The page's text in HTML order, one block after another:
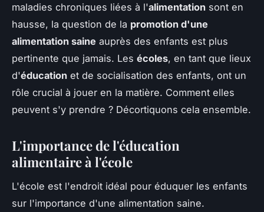
maladies chroniques liées à l'alimentation sont en
hausse, la question de la promotion d'une
alimentation saine auprès des enfants est plus
pertinente que jamais. Les écoles, en tant que lieux
d'éducation et de socialisation des enfants, ont un
rôle crucial à jouer en la matière. Comment elles
peuvent s'y prendre ? Décortiquons cela ensemble.
L'importance de l'éducation
alimentaire à l'école
L'école est l'endroit idéal pour éduquer les enfants
sur l'importance d'une alimentation saine.